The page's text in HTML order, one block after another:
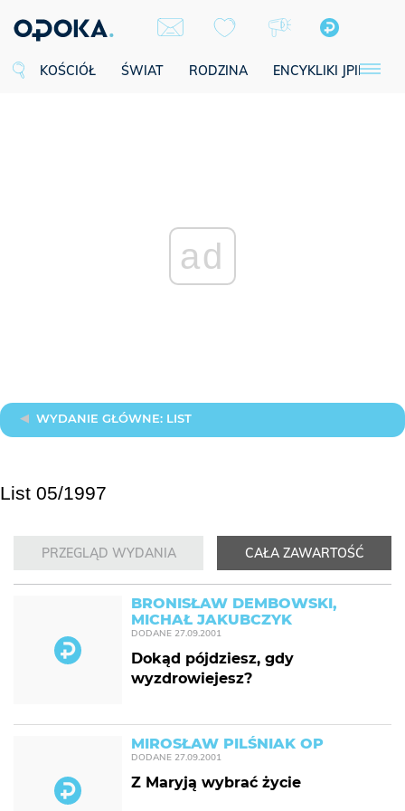
KOŚCIÓŁ ŚWIAT RODZINA ENCYKLIKI JPII
ad
WYDANIE GŁÓWNE: LIST
List 05/1997
PRZEGLĄD WYDANIA CAŁA ZAWARTOŚĆ
BRONISŁAW DEMBOWSKI,
MICHAŁ JAKUBCZYK
DODANE 27.09.2001
Dokąd pójdziesz, gdy
wyzdrowiejesz?
MIROSŁAW PILŚNIAK OP
DODANE 27.09.2001
Z Maryją wybrać życie